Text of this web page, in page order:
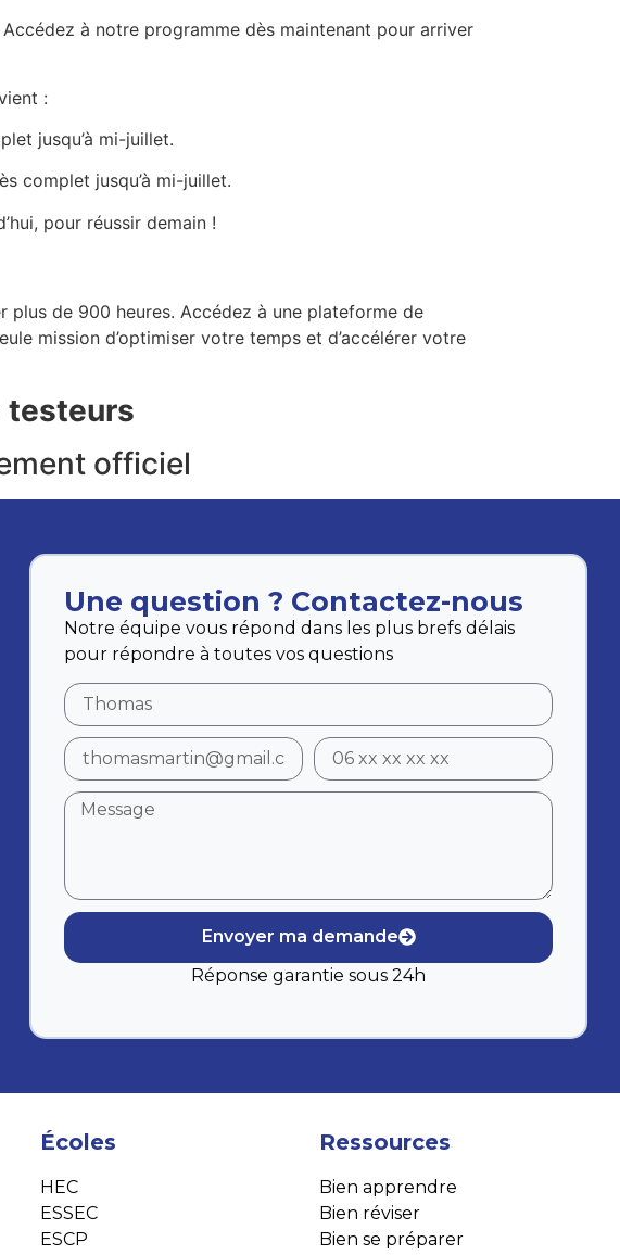
à notre programme dès maintenant pour arriver
:
jusqu’à mi-juillet.
complet jusqu’à mi-juillet.
pour réussir demain !
plus de 900 heures. Accédez à une plateforme de
mission d’optimiser votre temps et d’accélérer votre
testeurs
officiel
Une question ? Contactez-nous
Notre équipe vous répond dans les plus brefs délais
pour répondre à toutes vos questions
Envoyer ma demande
Réponse garantie sous 24h
Écoles
HEC
ESSEC
ESCP
Ressources
Bien apprendre
Bien réviser
Bien se préparer